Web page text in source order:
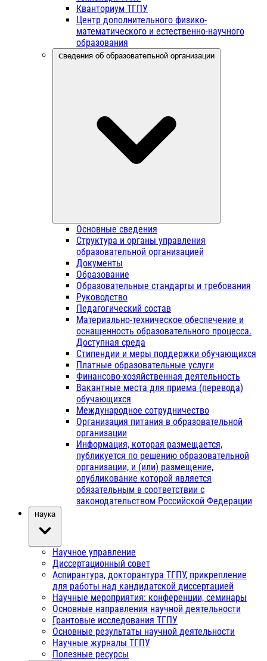
Кванториум ТГПУ
Центр дополнительного физико-
математического и естественно-научного
образования
Сведения об образовательной организации
Основные сведения
Структура и органы управления
образовательной организацией
Документы
Образование
Образовательные стандарты и требования
Руководство
Педагогический состав
Материально-техническое обеспечение и
оснащенность образовательного процесса.
Доступная среда
Стипендии и меры поддержки обучающихся
Платные образовательные услуги
Финансово-хозяйственная деятельность
Вакантные места для приема (перевода)
обучающихся
Международное сотрудничество
Организация питания в образовательной
организации
Информация, которая размещается,
публикуется по решению образовательной
организации, и (или) размещение,
опубликование которой является
обязательным в соответствии с
законодательством Российской Федерации
Наука
Научное управление
Диссертационный совет
Аспирантура, докторантура ТГПУ, прикрепление
для работы над кандидатской диссертацией
Научные мероприятия: конференции, семинары
Основные направления научной деятельности
Грантовые исследования ТГПУ
Основные результаты научной деятельности
Научные журналы ТГПУ
Полезные ресурсы